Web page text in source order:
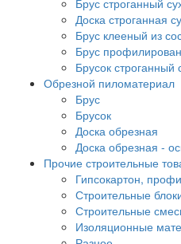
Доска строганная
Брус клееный из
Брус
Брусок строганный
Обрезной пиломатериал
Брус
Брусок
Доска обрезная
Доска обрезная -
Прочие строительные
Гипсокартон,
Строительные
Строительные
Изоляционные